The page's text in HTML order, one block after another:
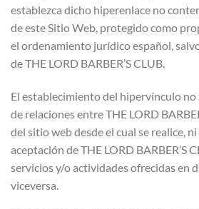
establezca dicho hiperenlace no
de este Sitio Web, protegido como
el ordenamiento jurídico español,
de THE LORD BARBER’S CLUB.
El establecimiento del hipervínculo
de relaciones entre THE LORD
del sitio web desde el cual se realice,
aceptación de THE LORD BARBER’S
servicios y/o actividades ofrecidas en
viceversa.